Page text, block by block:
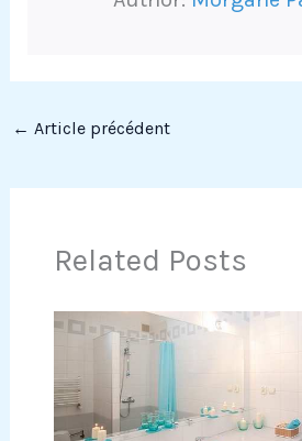
← Article précédent
Related Posts